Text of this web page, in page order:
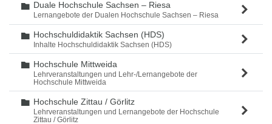
Ordner
Duale Hochschule Sachsen – Riesa
Lernangebote der Dualen Hochschule Sachsen – Riesa
Ordner
Hochschuldidaktik Sachsen (HDS)
Inhalte Hochschuldidaktik Sachsen (HDS)
Ordner
Hochschule Mittweida
Lehrveranstaltungen und Lehr-/Lernangebote der
Hochschule Mittweida
Ordner
Hochschule Zittau / Görlitz
Lehrveranstaltungen und Lernangebote der Hochschule
Zittau / Görlitz